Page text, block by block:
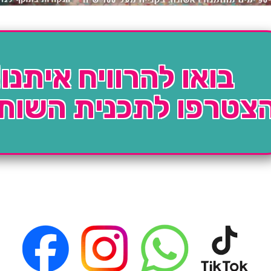
בואו להרוויח
לתכנית